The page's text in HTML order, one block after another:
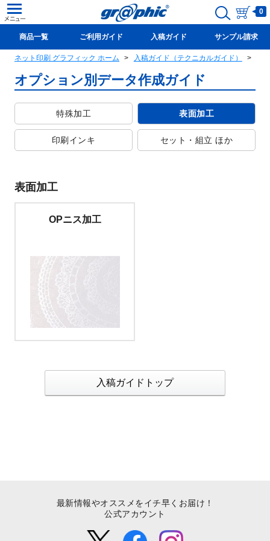
0
商品一覧 ご利用ガイド 入稿ガイド サンプル請求
新規会員登録(無料)
ネット印刷 グラフィック ホーム 入稿ガイド（テクニカルガイド）
オプション別データ作成ガイド
特殊加工 表面加工
印刷インキ セット・組立 ほか
表面加工
OPニス加工
入稿ガイドトップ
最新情報やオススメをイチ早くお届け！
公式アカウント